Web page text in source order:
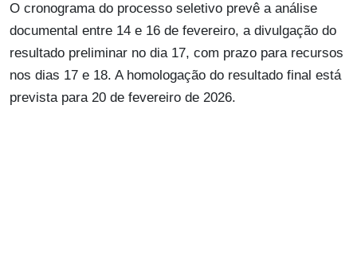
O cronograma do processo seletivo prevê a análise
documental entre 14 e 16 de fevereiro, a divulgação do
resultado preliminar no dia 17, com prazo para recursos
nos dias 17 e 18. A homologação do resultado final está
prevista para 20 de fevereiro de 2026.